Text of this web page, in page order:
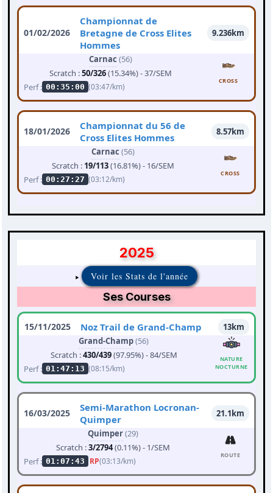
01/02/2026
Championnat de
Bretagne de Cross Elites
Hommes
9.236km
Carnac (56)
Scratch :50/326(15.34%) - 37/SEM
Perf : 00:35:00 (03:47/km)
CROSS
18/01/2026
Championnat du 56 de
Cross Elites Hommes
8.57km
Carnac (56)
Scratch : 19/113(16.81%) - 16/SEM
Perf : 00:27:27 (03:12/km)
CROSS
2025
Voir les Stats de l'année
Ses Courses
15/11/2025 Noz Trail de Grand-Champ
13km
Grand-Champ(56)
Scratch :430/439(97.95%) - 84/SEM
Perf : 01:47:13 (08:15/km)
NATURE
NOCTURNE
16/03/2025
Semi-Marathon Locronan-
Quimper
21.1km
Quimper(29)
Scratch :3/2794(0.11%) - 1/SEM
Perf : 01:07:43 RP(03:13/km)
ROUTE